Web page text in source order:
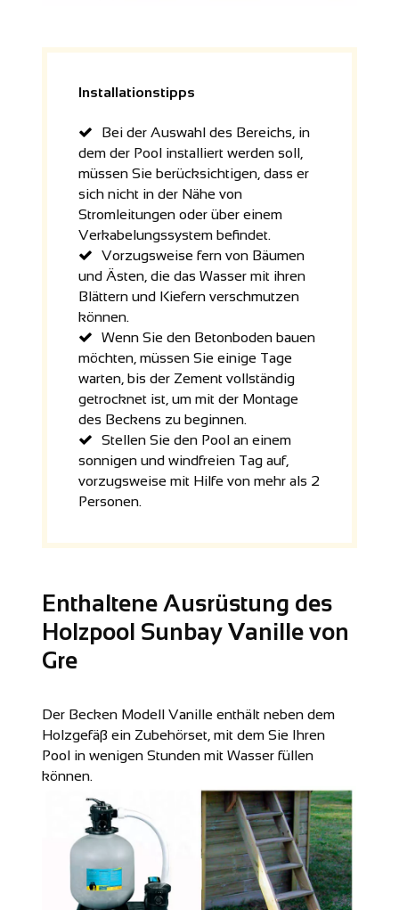
Installationstipps
Bei der Auswahl des Bereichs, in
dem der Pool installiert werden soll,
müssen Sie berücksichtigen, dass er
sich nicht in der Nähe von
Stromleitungen oder über einem
Verkabelungssystem befindet.
Vorzugsweise fern von Bäumen
und Ästen, die das Wasser mit ihren
Blättern und Kiefern verschmutzen
können.
Wenn Sie den Betonboden bauen
möchten, müssen Sie einige Tage
warten, bis der Zement vollständig
getrocknet ist, um mit der Montage
des Beckens zu beginnen.
Stellen Sie den Pool an einem
sonnigen und windfreien Tag auf,
vorzugsweise mit Hilfe von mehr als 2
Personen.
Enthaltene Ausrüstung des
Holzpool Sunbay Vanille von
Gre
Der Becken Modell Vanille enthält neben dem
Holzgefäβ ein Zubehörset, mit dem Sie Ihren
Pool in wenigen Stunden mit Wasser füllen
können.